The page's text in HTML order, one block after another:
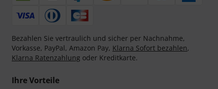
Bezahlen Sie vertraulich und sicher per Nachnahme,
Vorkasse, PayPal, Amazon Pay, Klarna Sofort bezahlen,
Klarna Ratenzahlung oder Kreditkarte.
Ihre Vorteile